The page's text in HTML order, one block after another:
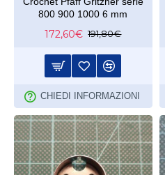
800 900 1000 6 mm
172,60€ 191,80€
CHIEDI INFORMAZIONI